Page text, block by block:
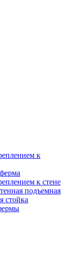
к
к стене
подъемная
стойка